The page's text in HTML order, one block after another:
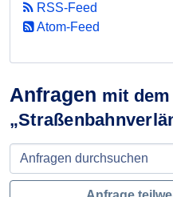
Anfragen mit
RSS-Feed
Atom-Feed